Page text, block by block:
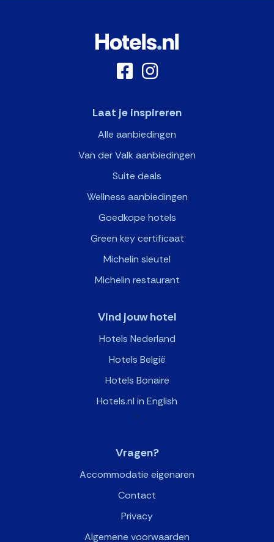
Laat je inspireren
Alle aanbiedingen
Van der Valk aanbiedingen
Suite deals
Wellness aanbiedingen
Goedkope hotels
Green key certificaat
Michelin sleutel
Michelin restaurant
Vind jouw hotel
Hotels Nederland
Hotels België
Hotels Bonaire
Hotels.nl in English
>
Vragen?
Accommodatie eigenaren
Contact
Privacy
Algemene voorwaarden